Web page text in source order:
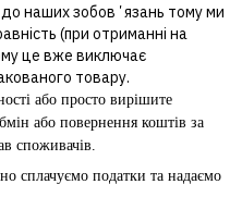
наших зобовʼязань тому ми
(при отриманні на
це вже виключає
товару.
або просто вирішите
або повернення коштів за
споживачів.
сплачуємо податки та надаємо